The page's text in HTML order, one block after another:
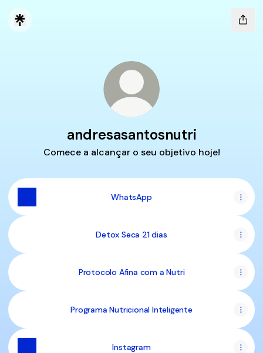
andresasantosnutri
Comece a alcançar o seu objetivo hoje!
WhatsApp
Detox Seca 21 dias
Protocolo Afina com a Nutri
Programa Nutricional Inteligente
Instagram